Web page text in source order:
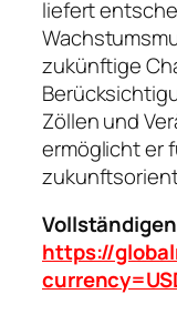
liefert
zukünftige
Zöllen und
ermöglicht er
https://